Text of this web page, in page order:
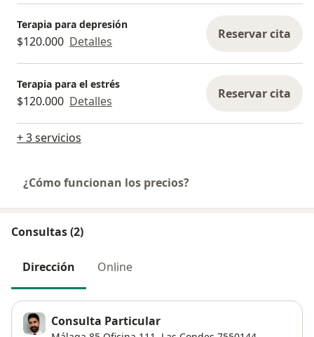
Terapia para depresión
$120.000 Detalles Reservar cita
Terapia para el estrés
$120.000 Detalles Reservar cita
+ 3 servicios
¿Cómo funcionan los precios?
Consultas (2)
Dirección Online
Consulta Particular